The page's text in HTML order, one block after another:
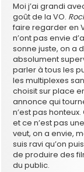
Moi j’ai grandi
goût de la VO.
faire regarder en
n’ont pas envie
sonne juste, on a
absolument
parler à tous les
les multiplexes
choisit sur place
annonce qui
n’est pas
et ce n’est pas
veut, on a envie,
suis ravi qu’on
de produire des
du public.